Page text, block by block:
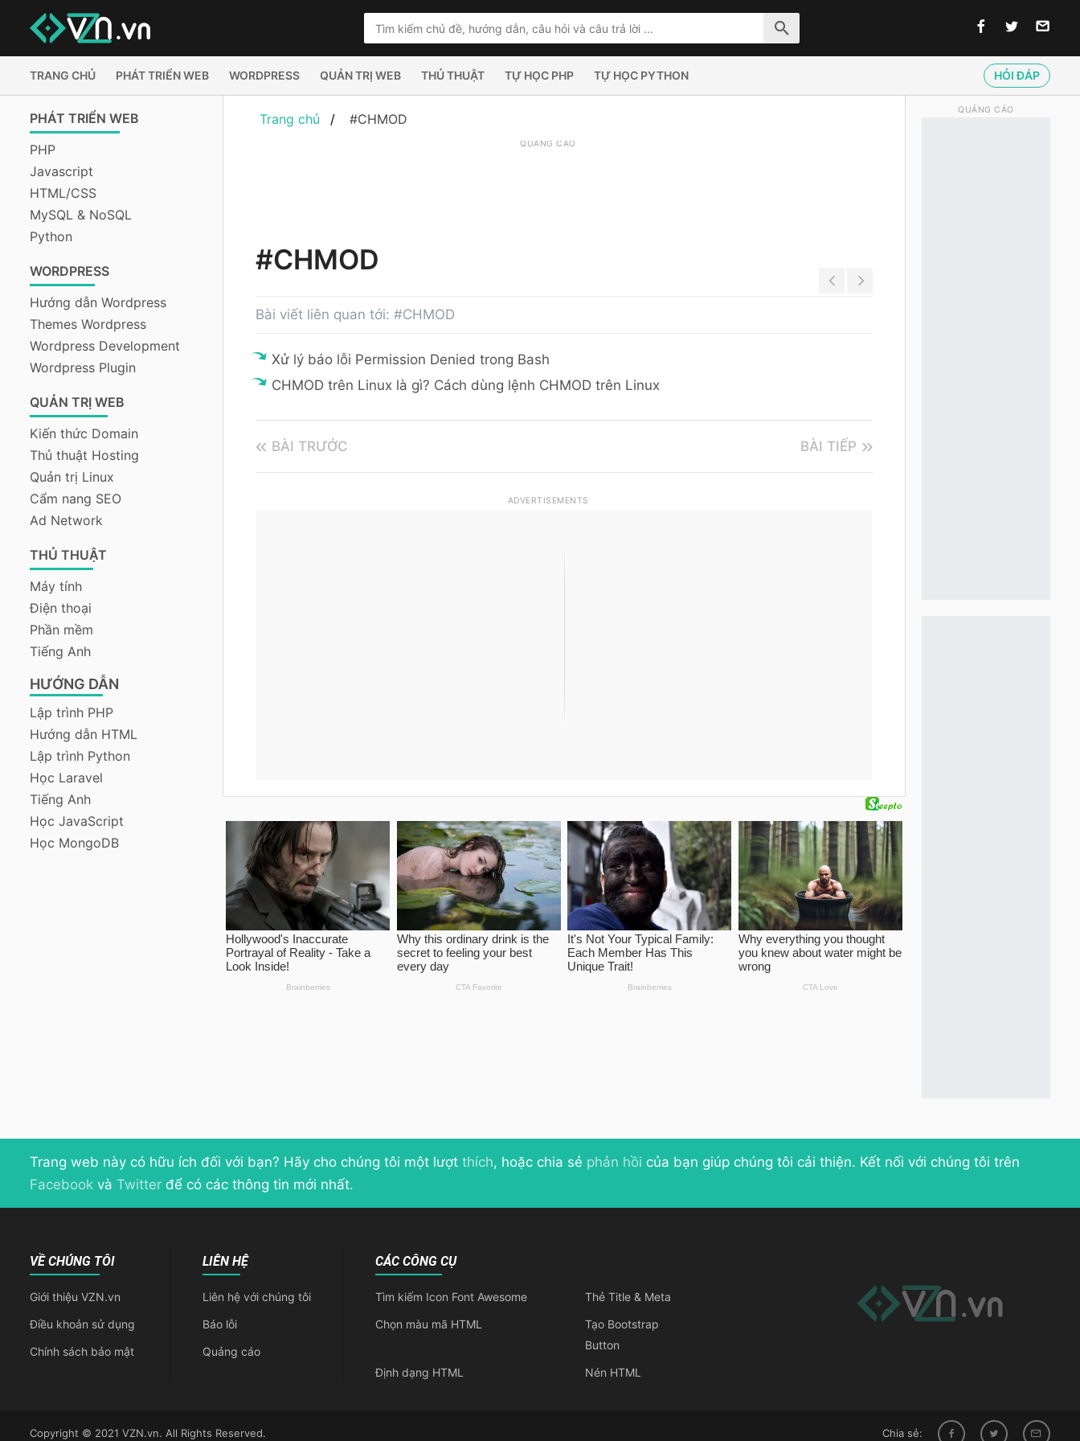
TRANG CHỦ PHÁT TRIỂN WEB WORDPRESS QUẢN TRỊ WEB THỦ THUẬT TỰ HỌC PHP TỰ HỌC PYTHON HỎI ĐÁP
PHÁT TRIỂN WEB
PHP
Javascript
HTML/CSS
MySQL & NoSQL
Python
WORDPRESS
Hướng dẫn Wordpress
Themes Wordpress
Wordpress Development
Wordpress Plugin
QUẢN TRỊ WEB
Kiến thức Domain
Thủ thuật Hosting
Quản trị Linux
Cẩm nang SEO
Ad Network
THỦ THUẬT
Máy tính
Điện thoại
Phần mềm
Tiếng Anh
HƯỚNG DẪN
Lập trình PHP
Hướng dẫn HTML
Lập trình Python
Học Laravel
Tiếng Anh
Học JavaScript
Học MongoDB
Trang chủ #CHMOD
QUẢNG CÁO
#CHMOD
Bài viết liên quan tới: #CHMOD
Xử lý báo lỗi Permission Denied trong Bash
CHMOD trên Linux là gì? Cách dùng lệnh CHMOD trên Linux
BÀI TRƯỚC BÀI TIẾP
ADVERTISEMENTS
QUẢNG CÁO
Trang web này có hữu ích đối với bạn? Hãy cho chúng tôi một lượt thích, hoặc chia sẻ phản hồi của bạn giúp chúng tôi cải thiện. Kết nối với chúng tôi trên
Facebook và Twitter để có các thông tin mới nhất.
VỀ CHÚNG TÔI
Giới thiệu VZN.vn
Điều khoản sử dụng
Chính sách bảo mật
LIÊN HỆ
Liên hệ với chúng tôi
Báo lỗi
Quảng cáo
CÁC CÔNG CỤ
Tìm kiếm Icon Font Awesome
Thẻ Title & Meta
Chọn màu mã HTML
Tạo Bootstrap
Button
Định dạng HTML
Nén HTML
Copyright © 2021 VZN.vn. All Rights Reserved. Chia sẻ: